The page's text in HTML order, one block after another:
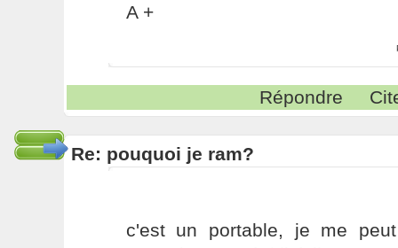
A +
Répondre
Re: pouquoi je ram?
c'est un portable, je me